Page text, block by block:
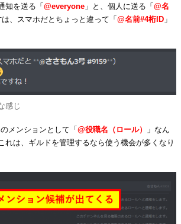
知を送る「 @everyone 」と、個人に送る「 @名
、スマホだとちょっと違って「 @名前#4桁ID 」
感じ
メンションとして「 @役職名（ロール）
」なん
れは、ギルドを管理するなら使う機会が多くなり